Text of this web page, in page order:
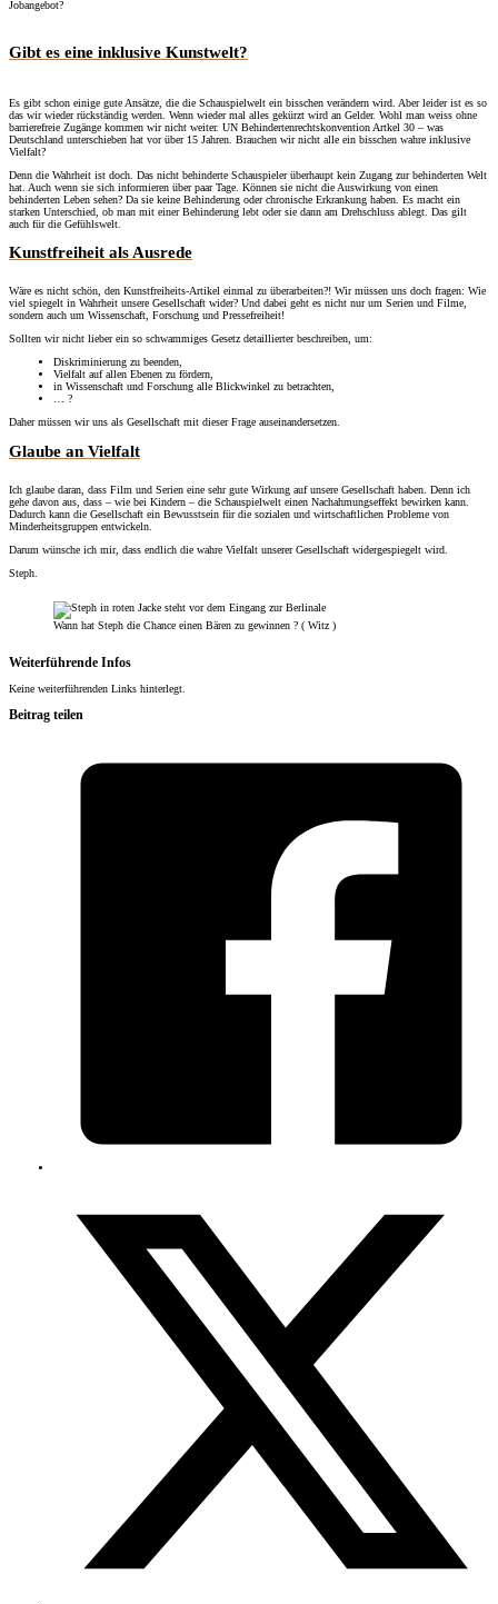
Jobangebot?
Gibt es eine inklusive Kunstwelt?
Es gibt schon einige gute Ansätze, die die Schauspielwelt ein bisschen verändern wird. Aber leider ist es so
das wir wieder rückständig werden. Wenn wieder mal alles gekürzt wird an Gelder. Wohl man weiss ohne
barrierefreie Zugänge kommen wir nicht weiter. UN Behindertenrechtskonvention Artkel 30 – was
Deutschland unterschieben hat vor über 15 Jahren. Brauchen wir nicht alle ein bisschen wahre inklusive
Vielfalt?
Denn die Wahrheit ist doch. Das nicht behinderte Schauspieler überhaupt kein Zugang zur behinderten Welt
hat. Auch wenn sie sich informieren über paar Tage. Können sie nicht die Auswirkung von einen
behinderten Leben sehen? Da sie keine Behinderung oder chronische Erkrankung haben. Es macht ein
starken Unterschied, ob man mit einer Behinderung lebt oder sie dann am Drehschluss ablegt. Das gilt
auch für die Gefühlswelt.
Kunstfreiheit als Ausrede
Wäre es nicht schön, den Kunstfreiheits-Artikel einmal zu überarbeiten?! Wir müssen uns doch fragen: Wie
viel spiegelt in Wahrheit unsere Gesellschaft wider? Und dabei geht es nicht nur um Serien und Filme,
sondern auch um Wissenschaft, Forschung und Pressefreiheit!
Sollten wir nicht lieber ein so schwammiges Gesetz detaillierter beschreiben, um:
Diskriminierung zu beenden,
Vielfalt auf allen Ebenen zu fördern,
in Wissenschaft und Forschung alle Blickwinkel zu betrachten,
… ?
Daher müssen wir uns als Gesellschaft mit dieser Frage auseinandersetzen.
Glaube an Vielfalt
Ich glaube daran, dass Film und Serien eine sehr gute Wirkung auf unsere Gesellschaft haben. Denn ich
gehe davon aus, dass – wie bei Kindern – die Schauspielwelt einen Nachahmungseffekt bewirken kann.
Dadurch kann die Gesellschaft ein Bewusstsein für die sozialen und wirtschaftlichen Probleme von
Minderheitsgruppen entwickeln.
Darum wünsche ich mir, dass endlich die wahre Vielfalt unserer Gesellschaft widergespiegelt wird.
Steph.
Wann hat Steph die Chance einen Bären zu gewinnen ? ( Witz )
Weiterführende Infos
Keine weiterführenden Links hinterlegt.
Beitrag teilen